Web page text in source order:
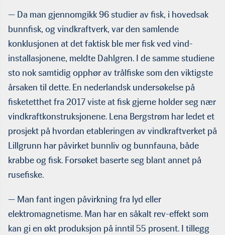
— Da man gjennomgikk 96 studier av fisk, i hovedsak
bunnfisk, og vindkraftverk, var den samlende
konklusjonen at det faktisk ble mer fisk ved vind-
installasjonene, meldte Dahlgren. I de samme studiene
sto nok samtidig opphør av trålfiske som den viktigste
årsaken til dette. En nederlandsk undersøkelse på
fisketetthet fra 2017 viste at fisk gjerne holder seg nær
vindkraftkonstruks­jonene. Lena Bergstrøm har ledet et
prosjekt på hvordan etabler­ingen av vindkraftverket på
Lillgrunn har påvirket bunnliv og bunnfauna, både
krabbe og fisk. Forsøket baserte seg blant annet på
rusefiske.
— Man fant ingen påvirkning fra lyd eller
elektromagnetisme. Man har en såkalt rev-effekt som
kan gi en økt produksjon på inntil 55 prosent. I tillegg